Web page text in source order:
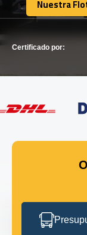
Nuestra
Nuestra
Certificado por: